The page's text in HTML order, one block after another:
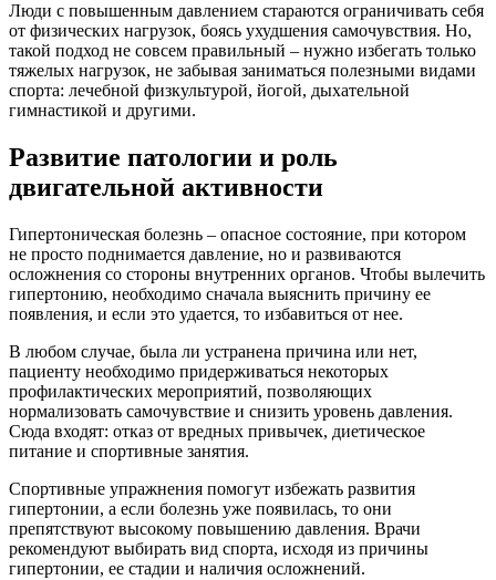
Люди с повышенным давлением стараются ограничивать себя
от физических нагрузок, боясь ухудшения самочувствия. Но,
такой подход не совсем правильный – нужно избегать только
тяжелых нагрузок, не забывая заниматься полезными видами
спорта: лечебной физкультурой, йогой, дыхательной
гимнастикой и другими.
Развитие патологии и роль
двигательной активности
Гипертоническая болезнь – опасное состояние, при котором
не просто поднимается давление, но и развиваются
осложнения со стороны внутренних органов. Чтобы вылечить
гипертонию, необходимо сначала выяснить причину ее
появления, и если это удается, то избавиться от нее.
В любом случае, была ли устранена причина или нет,
пациенту необходимо придерживаться некоторых
профилактических мероприятий, позволяющих
нормализовать самочувствие и снизить уровень давления.
Сюда входят: отказ от вредных привычек, диетическое
питание и спортивные занятия.
Спортивные упражнения помогут избежать развития
гипертонии, а если болезнь уже появилась, то они
препятствуют высокому повышению давления. Врачи
рекомендуют выбирать вид спорта, исходя из причины
гипертонии, ее стадии и наличия осложнений.